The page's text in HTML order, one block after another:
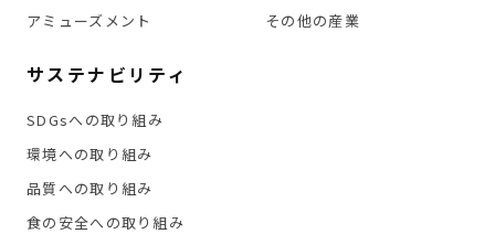
アミューズメント
その他の産業
サステナビリティ
SDGsへの取り組み
環境への取り組み
品質への取り組み
食の安全への取り組み